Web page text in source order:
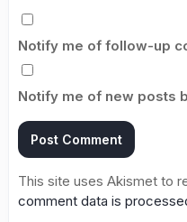
Notify me of follow-up
Notify me of new posts
This site uses Akismet to
comment data is